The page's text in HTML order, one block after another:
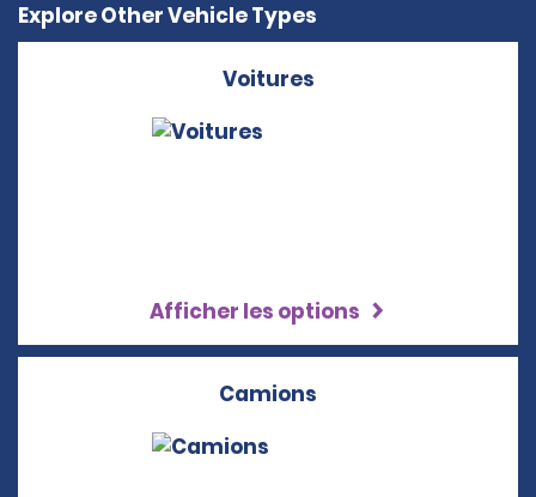
Explore Other Vehicle Types
Voitures
Afficher les options
Camions